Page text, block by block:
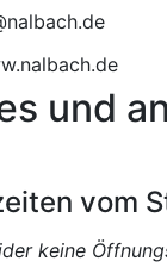
und
vom
keine